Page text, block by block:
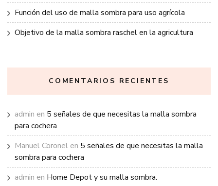
Función del uso de malla sombra para uso agrícola
Objetivo de la malla sombra raschel en la agricultura
COMENTARIOS RECIENTES
admin en 5 señales de que necesitas la malla sombra
para cochera
Manuel Coronel en 5 señales de que necesitas la malla
sombra para cochera
admin en Home Depot y su malla sombra.